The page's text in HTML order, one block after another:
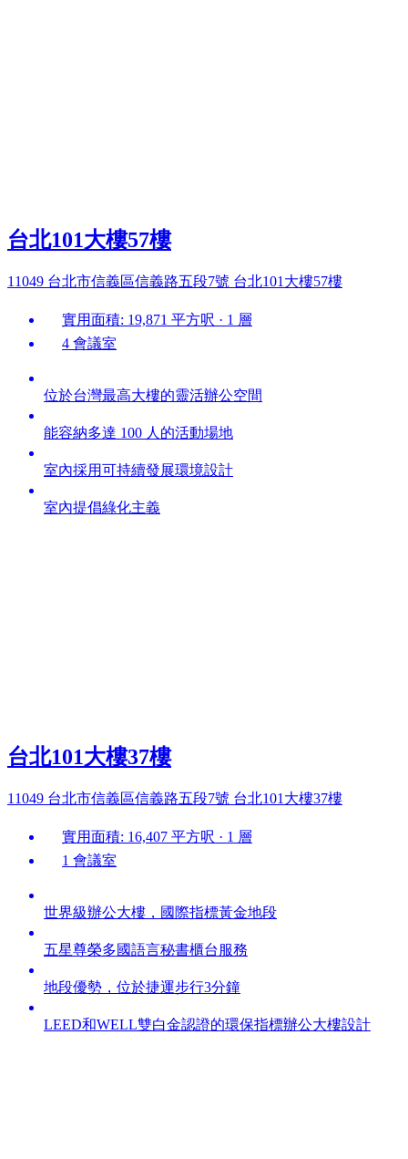
台北101大樓57樓
11049 台北市信義區信義路五段7號 台北101大樓57樓
實用面積: 19,871 平方呎 · 1 層
4 會議室
位於台灣最高大樓的靈活辦公空間
能容納多達 100 人的活動場地
室內採用可持續發展環境設計
室內提倡綠化主義
台北101大樓37樓
11049 台北市信義區信義路五段7號 台北101大樓37樓
實用面積: 16,407 平方呎 · 1 層
1 會議室
世界級辦公大樓，國際指標黃金地段
五星尊榮多國語言秘書櫃台服務
地段優勢，位於捷運步行3分鐘
LEED和WELL雙白金認證的環保指標辦公大樓設計